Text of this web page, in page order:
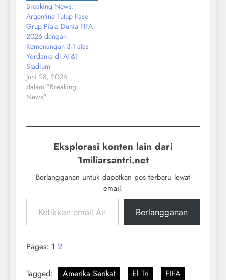
Breaking News:
Argentina Tutup Fase
Grup Piala Dunia FIFA
2026 dengan
Kemenangan 3-1 atas
Yordania di AT&T
Stadium
Juni 28, 2026
dalam "Breaking
News"
Eksplorasi konten lain dari
1miliarsantri.net
Berlangganan untuk dapatkan pos terbaru lewat
email.
Berlangganan
Pages: 1 2
Tagged: Amerika Serikat El Tri
FIFA